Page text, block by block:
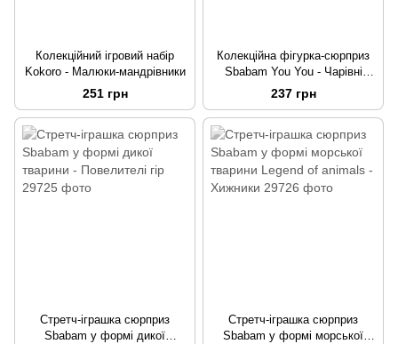
Колекційний ігровий набір
Kokoro - Малюки-мандрівники
251 грн
Колекційна фігурка-сюрприз
Sbabam You You - Чарівні
друзі
237 грн
Стретч-іграшка сюрприз
Sbabam у формі дикої
Стретч-іграшка сюрприз
Sbabam у формі морської